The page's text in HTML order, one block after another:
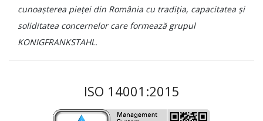
cunoașterea pieței din România cu tradiția, capacitatea și
soliditatea concernelor care formează grupul
KONIGFRANKSTAHL.
ISO 14001:2015